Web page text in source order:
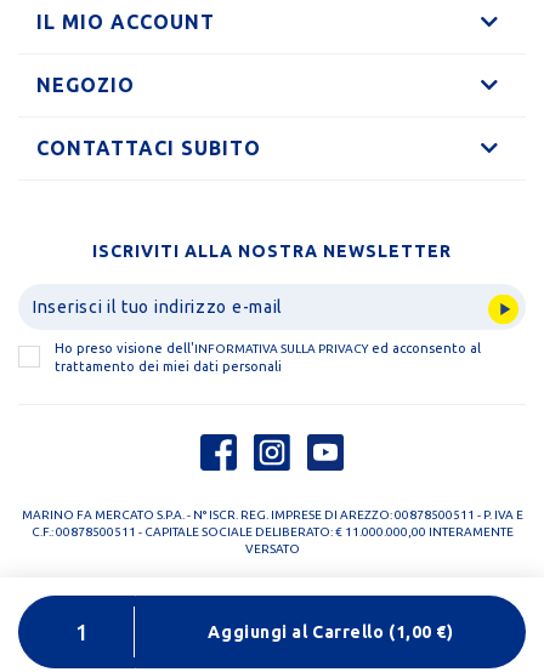
Aggiungi al Carrello (1,00 €)
IL MIO ACCOUNT
NEGOZIO
CONTATTACI SUBITO
ISCRIVITI ALLA NOSTRA NEWSLETTER
Ho preso visione dell' INFORMATIVA SULLA PRIVACYed acconsento al
trattamento dei miei dati personali
MARINO FA MERCATO S.P.A. - N° ISCR. REG. IMPRESE DI AREZZO: 00878500511 - P. IVA E
C.F.: 00878500511 - CAPITALE SOCIALE DELIBERATO: € 11.000.000,00 INTERAMENTE
VERSATO
PRIVACY POLICY
COOKIE POLICY